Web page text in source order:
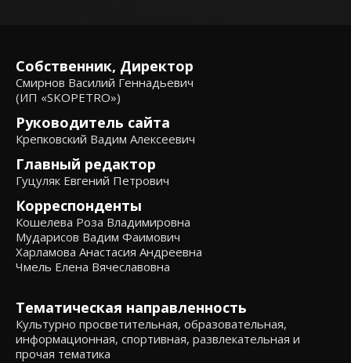
Собственник, Директор
Смирнов Василий Геннадьевич
(ИП «SKOPETRO»)
Руководитель сайта
Крепковский Вадим Алексеевич
Главный редактор
Гуцуляк Евгений Петрович
Корреспонденты
Кошелева Роза Владимировна
Мударисов Вадим Фаимович
Харламова Анастасия Андреевна
Чмель Елена Вячеславовна
Тематическая направленность
Культурно просветительная, образовательная,
информационная, спортивная, развлекательная и
прочая тематика